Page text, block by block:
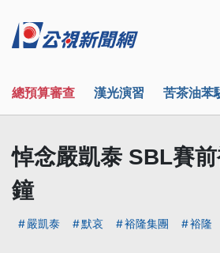
總預算審查 漢光演習 苦茶油苯
悼念嚴凱泰 SBL賽
鐘
嚴凱泰 默哀 裕隆集團 裕隆